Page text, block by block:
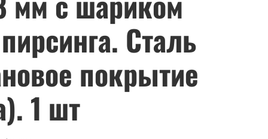
Сталь
покрытие
1 шт